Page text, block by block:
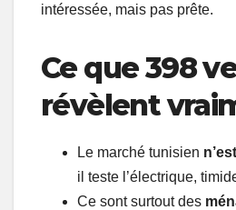
intéressée, mais pas prête.
Ce que 398
révèlent
Le marché tunisien
il teste l’électrique,
Ce sont surtout des